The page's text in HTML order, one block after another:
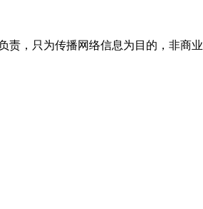
责，只为传播网络信息为目的，非商